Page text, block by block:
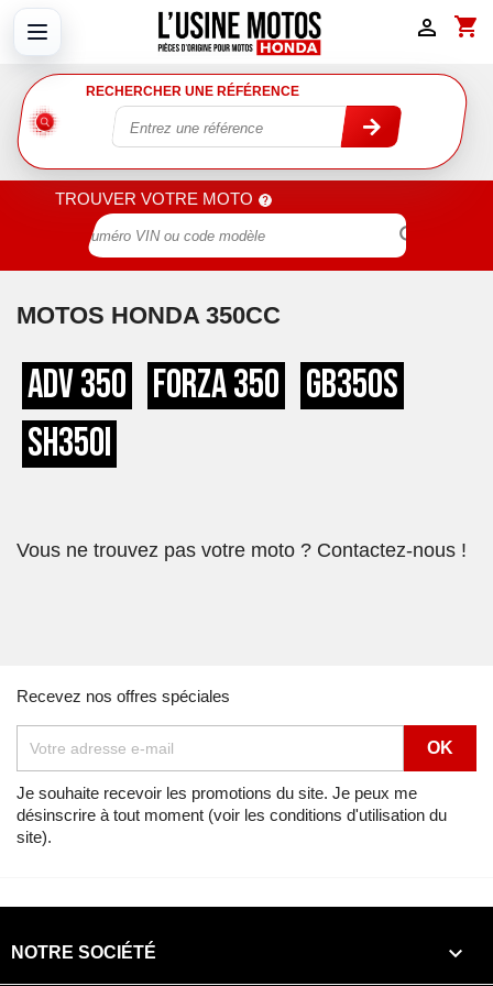
shopping_cart

RECHERCHER UNE RÉFÉRENCE
TROUVER VOTRE MOTO

MOTOS HONDA 350CC
ADV 350 Forza 350
GB350S
SH350i
Vous ne trouvez pas votre moto ? Contactez-nous !
Recevez nos offres spéciales
Je souhaite recevoir les promotions du site. Je peux me
désinscrire à tout moment (voir les conditions d'utilisation du
site).
NOTRE SOCIÉTÉ 